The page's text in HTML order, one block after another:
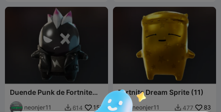
Duende Punk de Fortnite
(12)
neonjer11  614 158
Fortnite Dream Sprite (11)
neonjer11  477 83